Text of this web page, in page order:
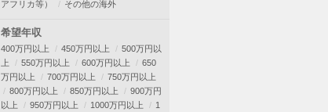
アフリカ等）
その他の海外
希望年収
400万円以上 450万円以上
500万円以
上
550万円以上 600万円以上
650
万円以上
700万円以上
750万円以上
800万円以上
850万円以上
900万円
以上
950万円以上 1000万円以上
1